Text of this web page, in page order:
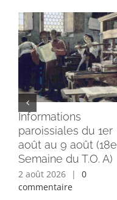
Informations
paroissiales du 1er
août au 9 août (18e
Semaine du T.O. A)
2 août 2026 |
0
commentaire